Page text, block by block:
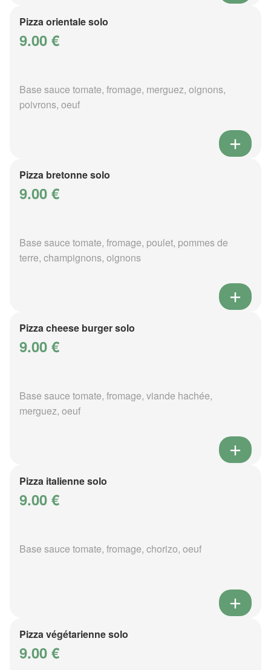
Pizza orientale solo
9.00 €
Base sauce tomate, fromage, merguez, oignons,
poivrons, oeuf
Pizza bretonne solo
9.00 €
Base sauce tomate, fromage, poulet, pommes de
terre, champignons, oignons
Pizza cheese burger solo
9.00 €
Base sauce tomate, fromage, viande hachée,
merguez, oeuf
Pizza italienne solo
9.00 €
Base sauce tomate, fromage, chorizo, oeuf
Pizza végétarienne solo
9.00 €